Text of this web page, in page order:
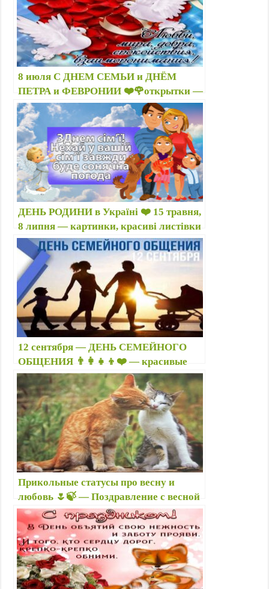
8 июля С ДНЕМ СЕМЬИ и ДНЁМ
ПЕТРА и ФЕВРОНИИ ❤️🌹открытки —
С Днём семьи любви и верности
картинки 2025 г, фото — смотреть
бесплатно, распечатать …
ДЕНЬ РОДИНИ в Україні ❤️ 15 травня,
8 липня — картинки, красиві листівки
— Вітання з українським Днем сім’ї
2026
12 сентября — ДЕНЬ СЕМЕЙНОГО
ОБЩЕНИЯ 👨‍👩‍👧‍👦❤️ — красивые
открытки, картинки с надписями,
пожеланиями, стихами
Прикольные статусы про весну и
любовь 🌷🍃 — Поздравление с весной
в прозе